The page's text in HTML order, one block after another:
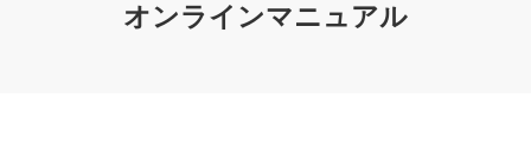
オンラインマニュアル